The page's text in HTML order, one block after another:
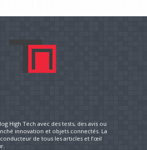
High Tech avec des tests, des avis ou
innovation et objets connectés. La
de tous les articles et l’œil